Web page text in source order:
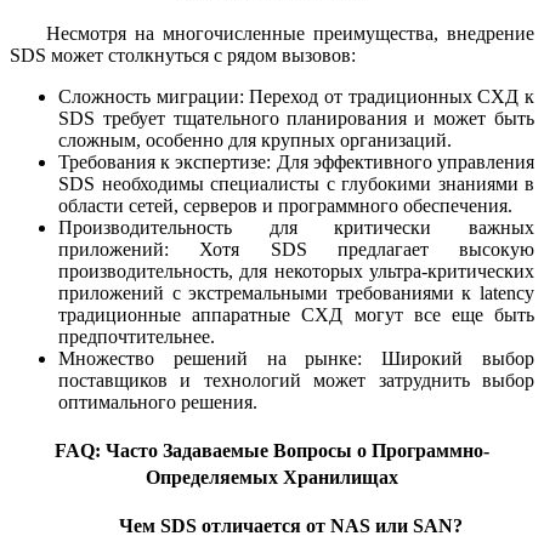
Несмотря на многочисленные преимущества, внедрение
SDS может столкнуться с рядом вызовов:
Сложность миграции: Переход от традиционных СХД к
SDS требует тщательного планирования и может быть
сложным, особенно для крупных организаций.
Требования к экспертизе: Для эффективного управления
SDS необходимы специалисты с глубокими знаниями в
области сетей, серверов и программного обеспечения.
Производительность для критически важных
приложений: Хотя SDS предлагает высокую
производительность, для некоторых ультра-критических
приложений с экстремальными требованиями к latency
традиционные аппаратные СХД могут все еще быть
предпочтительнее.
Множество решений на рынке: Широкий выбор
поставщиков и технологий может затруднить выбор
оптимального решения.
FAQ: Часто Задаваемые Вопросы о Программно-
Определяемых Хранилищах
Чем SDS отличается от NAS или SAN?